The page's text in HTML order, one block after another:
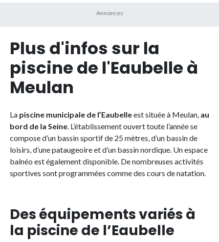
Plus d'infos sur la
piscine de l'Eaubelle à
Meulan
La piscine municipale de l’Eaubelleest située à Meulan, au
bord de la Seine. L’établissement ouvert toute l’année se
compose d’un bassin sportif de 25 mètres, d’un bassin de
loisirs, d’une pataugeoire et d’un bassin nordique. Un espace
balnéo est également disponible. De nombreuses activités
sportives sont programmées comme des cours de natation.
Des équipements variés à
la piscine de l’Eaubelle